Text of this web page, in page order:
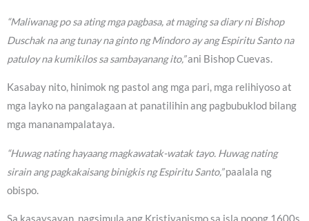
“Maliwanag po sa ating mga pagbasa, at maging sa diary ni Bishop
Duschak na ang tunay na ginto ng Mindoro ay ang Espiritu Santo na
patuloy na kumikilos sa sambayanang ito,”ani Bishop Cuevas.
Kasabay nito, hinimok ng pastol ang mga pari, mga relihiyoso at
mga layko na pangalagaan at panatilihin ang pagbubuklod bilang
mga mananampalataya.
“Huwag nating hayaang magkawatak-watak tayo. Huwag nating
sirain ang pagkakaisang binigkis ng Espiritu Santo,”paalala ng
obispo.